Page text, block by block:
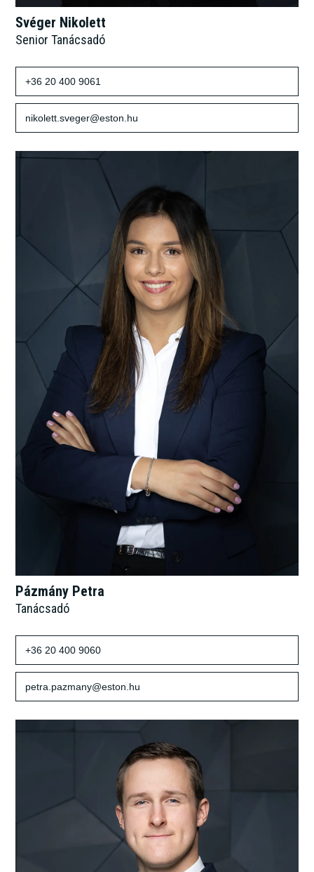
Svéger Nikolett
Senior Tanácsadó
+36 20 400 9061
nikolett.sveger@eston.hu
Pázmány Petra
Tanácsadó
+36 20 400 9060
petra.pazmany@eston.hu